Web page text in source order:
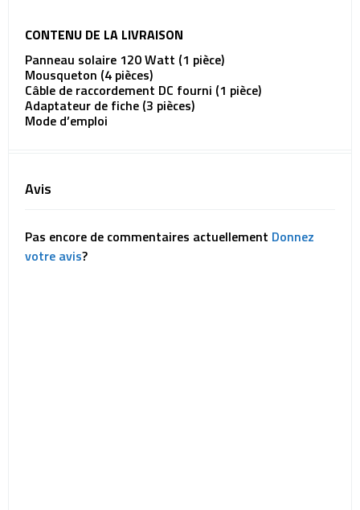
CONTENU DE LA LIVRAISON
Panneau solaire 120 Watt (1 pièce)
Mousqueton (4 pièces)
Câble de raccordement DC fourni (1 pièce)
Adaptateur de fiche (3 pièces)
Mode d’emploi
Avis
Pas encore de commentaires actuellement Donnez
votre avis?